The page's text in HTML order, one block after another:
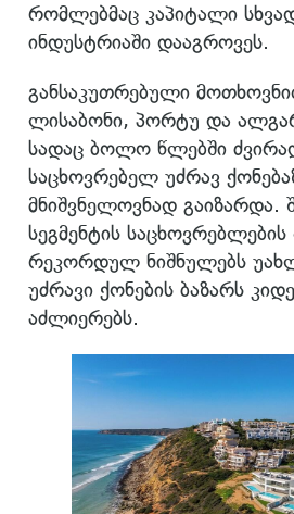
რომლებმაც კაპიტალი
ინდუსტრიაში დააგროვეს.
განსაკუთრებული
ლისაბონი, პორტუ და
სადაც ბოლო წლებში
საცხოვრებელ უძრავ
მნიშვნელოვნად გაიზარდა.
სეგმენტის საცხოვრებლების
რეკორდულ ნიშნულებს
უძრავი ქონების ბაზარს
აძლიერებს.